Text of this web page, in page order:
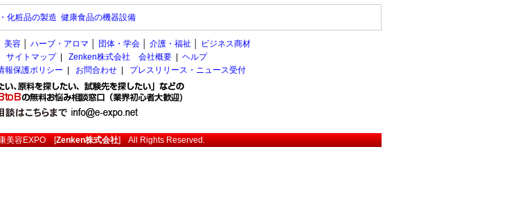
化粧品の製造 健康食品の機器設備
美容 ハーブ・アロマ 団体・学会 介護・福祉
ビジネス商材
サイトマップ| Zenken株式会社 会社概要
ヘルプ
報保護ポリシー お問合わせ プレスリリース・ニュース受付
美容EXPO[Zenken株式会社] All Rights Reserved.